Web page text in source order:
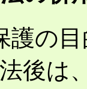
の目
後